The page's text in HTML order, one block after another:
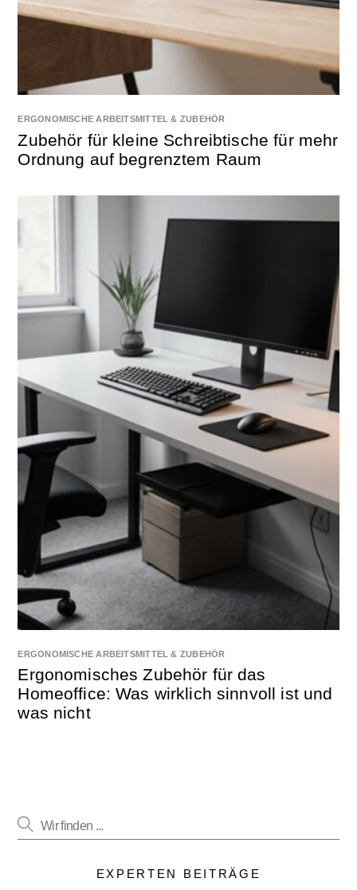
ERGONOMISCHE ARBEITSMITTEL & ZUBEHÖR
Zubehör für kleine Schreibtische für mehr
Ordnung auf begrenztem Raum
ERGONOMISCHE ARBEITSMITTEL & ZUBEHÖR
Ergonomisches Zubehör für das
Homeoffice: Was wirklich sinnvoll ist und
was nicht
EXPERTEN BEITRÄGE